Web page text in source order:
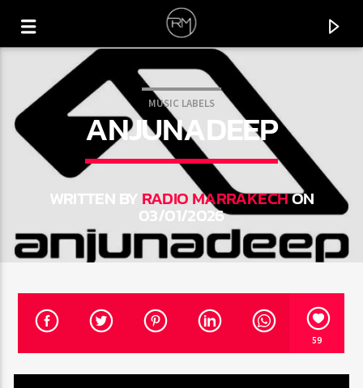
CURRENT TRACK
TAKE CONTROL
SAM CURRAN & HARRY UNSWORTH
MUSIC LABELS
ANJUNADEEP
WRITTEN BYRADIO MARRAKECHON
03/01/2026
59